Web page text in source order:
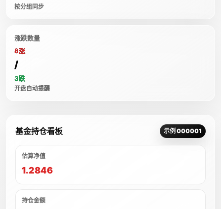
按分组同步
涨跌数量
8涨
/
3跌
开盘自动提醒
基金持仓看板 示例 000001
估算净值
1.2846
持仓金额